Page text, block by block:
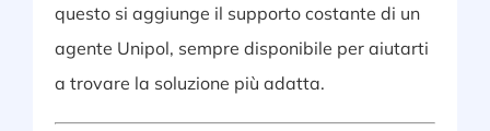
questo si aggiunge il supporto costante di un
agente Unipol, sempre disponibile per aiutarti
a trovare la soluzione più adatta.